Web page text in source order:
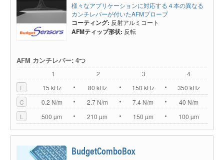
様々なアプリケーションに対応する４本の異なる
カンチレバーが付いたAFMプローブ
コーティング: 反射アルミコート
AFMティップ形状: 反転
AFM カンチレバー: 4つ
1 2 3
4
F
15 kHz 80 kHz 150 kHz
350 kHz
C
0.2 N/m 2.7 N/m 7.4 N/m
40 N/m
L
500 µm 210 µm 150 µm 100 µm
BudgetComboBox